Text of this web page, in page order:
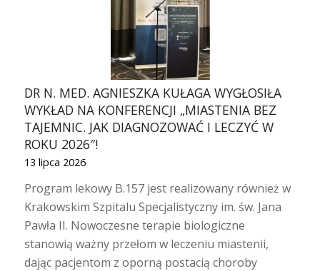
DR N. MED. AGNIESZKA KUŁAGA WYGŁOSIŁA
WYKŁAD NA KONFERENCJI „MIASTENIA BEZ
TAJEMNIC. JAK DIAGNOZOWAĆ I LECZYĆ W
ROKU 2026″!
13 lipca 2026
Program lekowy B.157 jest realizowany również w
Krakowskim Szpitalu Specjalistyczny im. św. Jana
Pawła II. Nowoczesne terapie biologiczne
stanowią ważny przełom w leczeniu miastenii,
dając pacjentom z oporną postacią choroby